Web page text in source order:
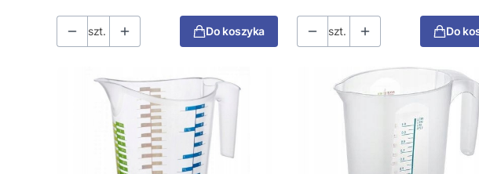
szt. Do koszyka szt. Do